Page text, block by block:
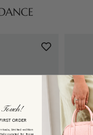
ORDER
limited-edition
curated for those